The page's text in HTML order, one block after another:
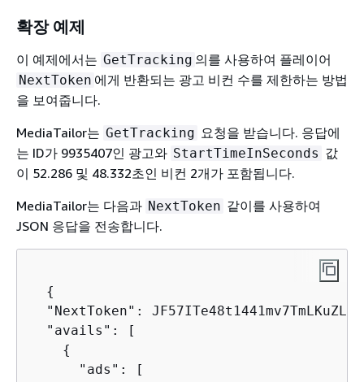
확장 예제
이 예제에서는 GetTracking 의를 사용하여 플레이어
NextToken 에게 반환되는 광고 비컨 수를 제한하는 방법
을 보여줍니다.
MediaTailor는 GetTracking 요청을 받습니다. 응답에
는 ID가 9935407인 광고와 StartTimeInSeconds 값
이 52.286 및 48.332초인 비컨 2개가 포함됩니다.
MediaTailor는 다음과 NextToken 같이를 사용하여
JSON 응답을 전송합니다.
{
"NextToken":
  "avails": [
{
      "ads": [